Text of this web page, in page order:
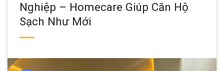
Nghiệp – Homecare Giúp Căn Hộ
Sạch Như Mới